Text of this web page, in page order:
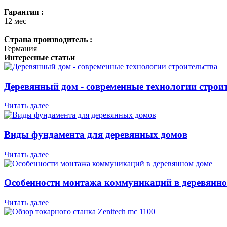
Гарантия :
12 мес
Страна производитель :
Германия
Интересные статьи
Деревянный дом - современные технологии
Читать далее
Виды фундамента для деревянных домов
Читать далее
Особенности монтажа коммуникаций в
Читать далее